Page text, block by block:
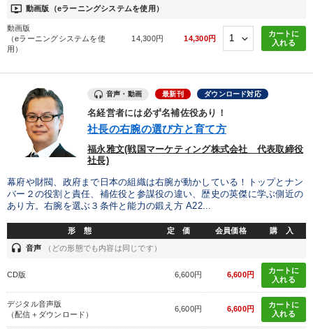
ondemand_video 動画版（eラーニングシステムを使用）
動画版
（eラーニングシステムを使
用）
14,300円 14,300円
カートに
入れる
音声・動画 最新刊 ダウンロード対応
名経営者には必ず名補佐役あり！
社長の右腕の選び方と育て方
福永雅文(戦国マーケティング株式会社 代表取締役
社長)
幕府や財閥、政府まで日本の組織は右腕が動かしている！トップとナン
バー２の役割と責任、補佐役と参謀役の違い、歴史の英傑に学ぶ側近の
あり方。右腕を選ぶ３条件と能力の鍛え方 A22...
形 態 定 価 会員価格 購 入
headset 音声 （どの形態でも内容は同じです）
CD版 6,600円 6,600円
カートに
入れる
デジタル音声版
（配信＋ダウンロード）
6,600円 6,600円
カートに
入れる